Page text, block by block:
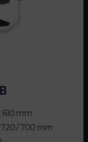
610 mm
720 / 700 mm